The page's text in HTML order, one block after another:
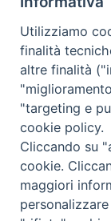
via
Utilizziamo
finalità
altre finalità
"targeting e
cookie policy.
Cliccando su
cookie.
maggiori